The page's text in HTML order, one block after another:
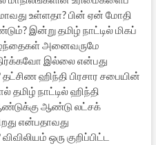
உள்ளதா? பின் ஏன் மோதி
இன்று தமிழ் நாட்டில் மிகப்
அனைவருமே
இல்லை என்பது
ஹிந்தி பிரசார சபையின்
தமிழ் நாட்டில் ஹிந்தி
ஆண்டு லட்சக்
என்பதாவது
ஒரு குறிப்பிட்ட